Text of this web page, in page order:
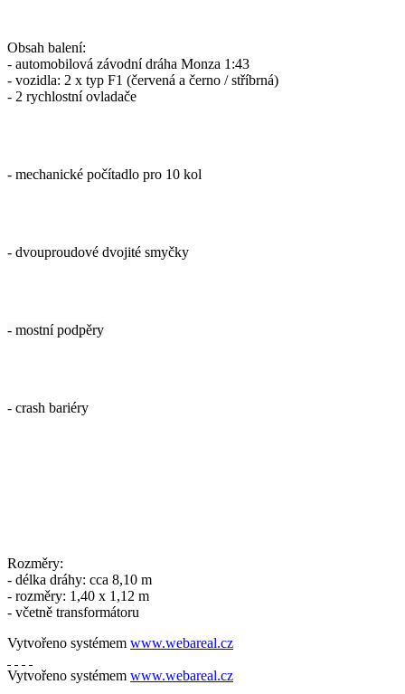
Obsah balení:
- automobilová závodní dráha Monza 1:43
- vozidla: 2 x typ F1 (červená a černo / stříbrná)
- 2 rychlostní ovladače
- mechanické počítadlo pro 10 kol
- dvouproudové dvojité smyčky
- mostní podpěry
- crash bariéry
Rozměry:
- délka dráhy: cca 8,10 m
- rozměry: 1,40 x 1,12 m
- včetně transformátoru
Vytvořeno systémem www.webareal.cz
Vytvořeno systémem www.webareal.cz